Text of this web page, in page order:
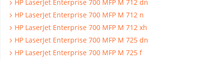
HP LaserJet Enterprise 700 MFP M 712 dn
HP LaserJet Enterprise 700 MFP M 712 n
HP LaserJet Enterprise 700 MFP M 712 xh
HP LaserJet Enterprise 700 MFP M 725 dn
HP LaserJet Enterprise 700 MFP M 725 f